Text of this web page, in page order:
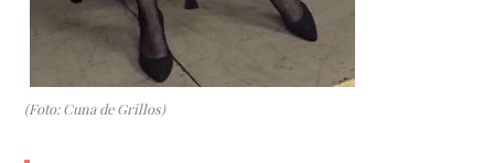
(Foto: Cuna de Grillos)